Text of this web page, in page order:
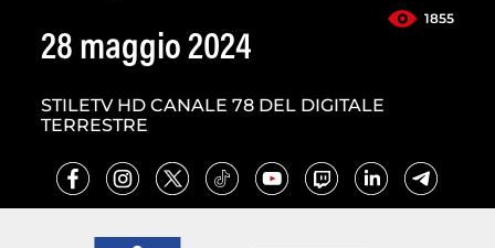
1855
28 maggio 2024
STILETV HD CANALE 78 DEL DIGITALE
TERRESTRE